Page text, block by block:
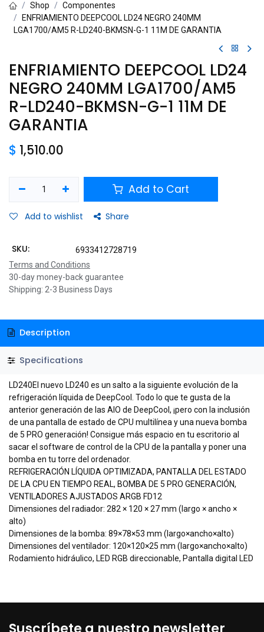
Shop
Componentes
ENFRIAMIENTO DEEPCOOL LD24 NEGRO 240MM
LGA1700/AM5 R-LD240-BKMSN-G-1 11M DE GARANTIA
ENFRIAMIENTO DEEPCOOL LD24
NEGRO 240MM LGA1700/AM5
R-LD240-BKMSN-G-1 11M DE
GARANTIA
$ 1,510.00
Add to Cart
Add to wishlist Share
SKU:
6933412728719
Terms and Conditions
30-day money-back guarantee
Shipping: 2-3 Business Days
Description
Specifications
LD240El nuevo LD240 es un salto a la siguiente evolución de la
refrigeración líquida de DeepCool. Todo lo que te gusta de la
anterior generación de las AIO de DeepCool, ¡pero con la inclusión
de una pantalla de estado de CPU multilínea y una nueva bomba
de 5 PRO generación! Consigue más espacio en tu escritorio al
sacar el software de control de la CPU de la pantalla y poner una
bomba en tu torre del ordenador.
REFRIGERACIÓN LÍQUIDA OPTIMIZADA, PANTALLA DEL ESTADO
DE LA CPU EN TIEMPO REAL, BOMBA DE 5 PRO GENERACIÓN,
VENTILADORES AJUSTADOS ARGB FD12
Dimensiones del radiador: 282 × 120 × 27 mm (largo × ancho ×
alto)
Dimensiones de la bomba: 89×78×53 mm (largo×ancho×alto)
Dimensiones del ventilador: 120×120×25 mm (largo×ancho×alto)
Rodamiento hidráulico, LED RGB direccionable, Pantalla digital LED